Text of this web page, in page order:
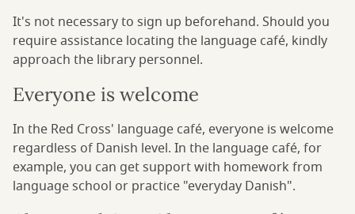
It's not necessary to sign up beforehand. Should you
require assistance locating the language café, kindly
approach the library personnel.
Everyone is welcome
In the Red Cross' language café, everyone is welcome
regardless of Danish level. In the language café, for
example, you can get support with homework from
language school or practice "everyday Danish".